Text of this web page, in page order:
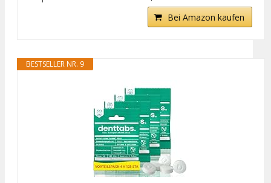
Bei Amazon kaufen
BESTSELLER NR. 9